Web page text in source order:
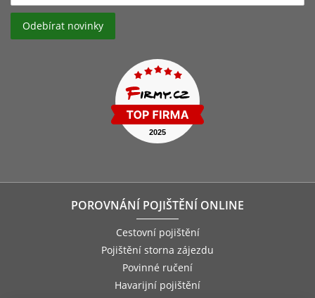
POROVNÁNÍ POJIŠTĚNÍ ONLINE
Cestovní pojištění
Pojištění storna zájezdu
Povinné ručení
Havarijní pojištění